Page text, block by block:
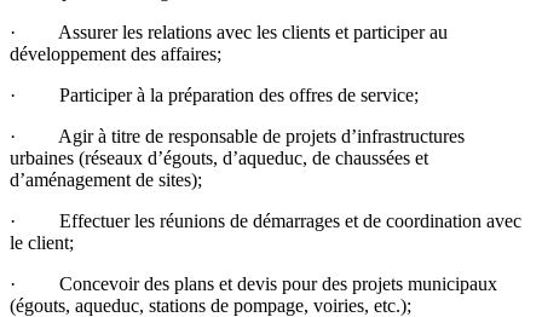
· Assurer les relations avec les clients et participer au
développement des affaires;
· Participer à la préparation des offres de service;
· Agir à titre de responsable de projets d’infrastructures
urbaines (réseaux d’égouts, d’aqueduc, de chaussées et
d’aménagement de sites);
· Effectuer les réunions de démarrages et de coordination avec
le client;
· Concevoir des plans et devis pour des projets municipaux
(égouts, aqueduc, stations de pompage, voiries, etc.);